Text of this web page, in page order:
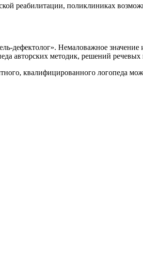
реабилитации, поликлиниках
дефектолог». Немаловажное
авторских методик, решений
квалифицированного логопеда